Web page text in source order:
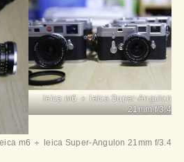
leica m6 ＋ leica Super-Angulon
21mm f/3.4
leica m6 ＋ leica Super-Angulon 21mm f/3.4